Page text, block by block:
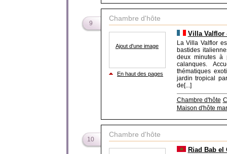
9
Chambre d'hôte
Ajout d'une image
En haut des pages
Villa Valflor
La Villa Valflor
bastides
deux minutes à
calanques.
thématiques
jardin tropical
de[...]
Chambre d'hôte
Maison d'hôte
10
Chambre d'hôte
Riad Bab el